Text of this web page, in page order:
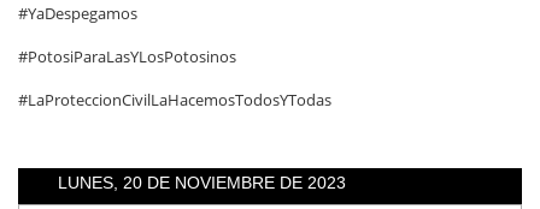
#YaDespegamos
#PotosiParaLasYLosPotosinos
#LaProteccionCivilLaHacemosTodosYTodas
LUNES, 20 DE NOVIEMBRE DE 2023